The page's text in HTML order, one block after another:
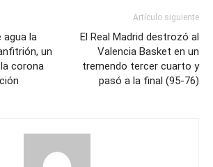
agua la
un
corona
Artículo siguiente
El Real Madrid destrozó al
Valencia Basket en un
tremendo tercer cuarto y
pasó a la final (95-76)